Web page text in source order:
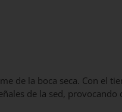
de la boca seca. Con el
de la sed,